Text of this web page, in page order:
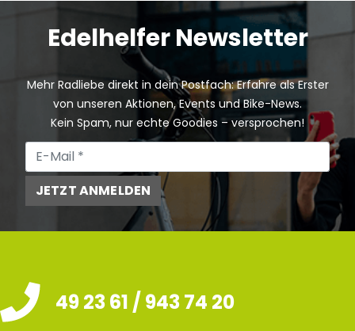
Edelhelfer Newsletter
Mehr Radliebe direkt in dein Postfach: Erfahre als Erster
von unseren Aktionen, Events und Bike-News.
Kein Spam, nur echte Goodies – versprochen!
JETZT ANMELDEN
49 23 61 / 943 74 20